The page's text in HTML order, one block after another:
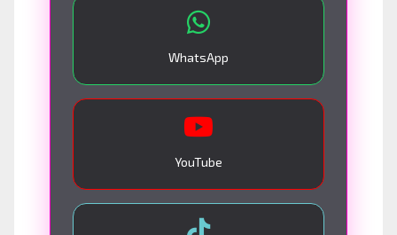
WhatsApp
YouTube